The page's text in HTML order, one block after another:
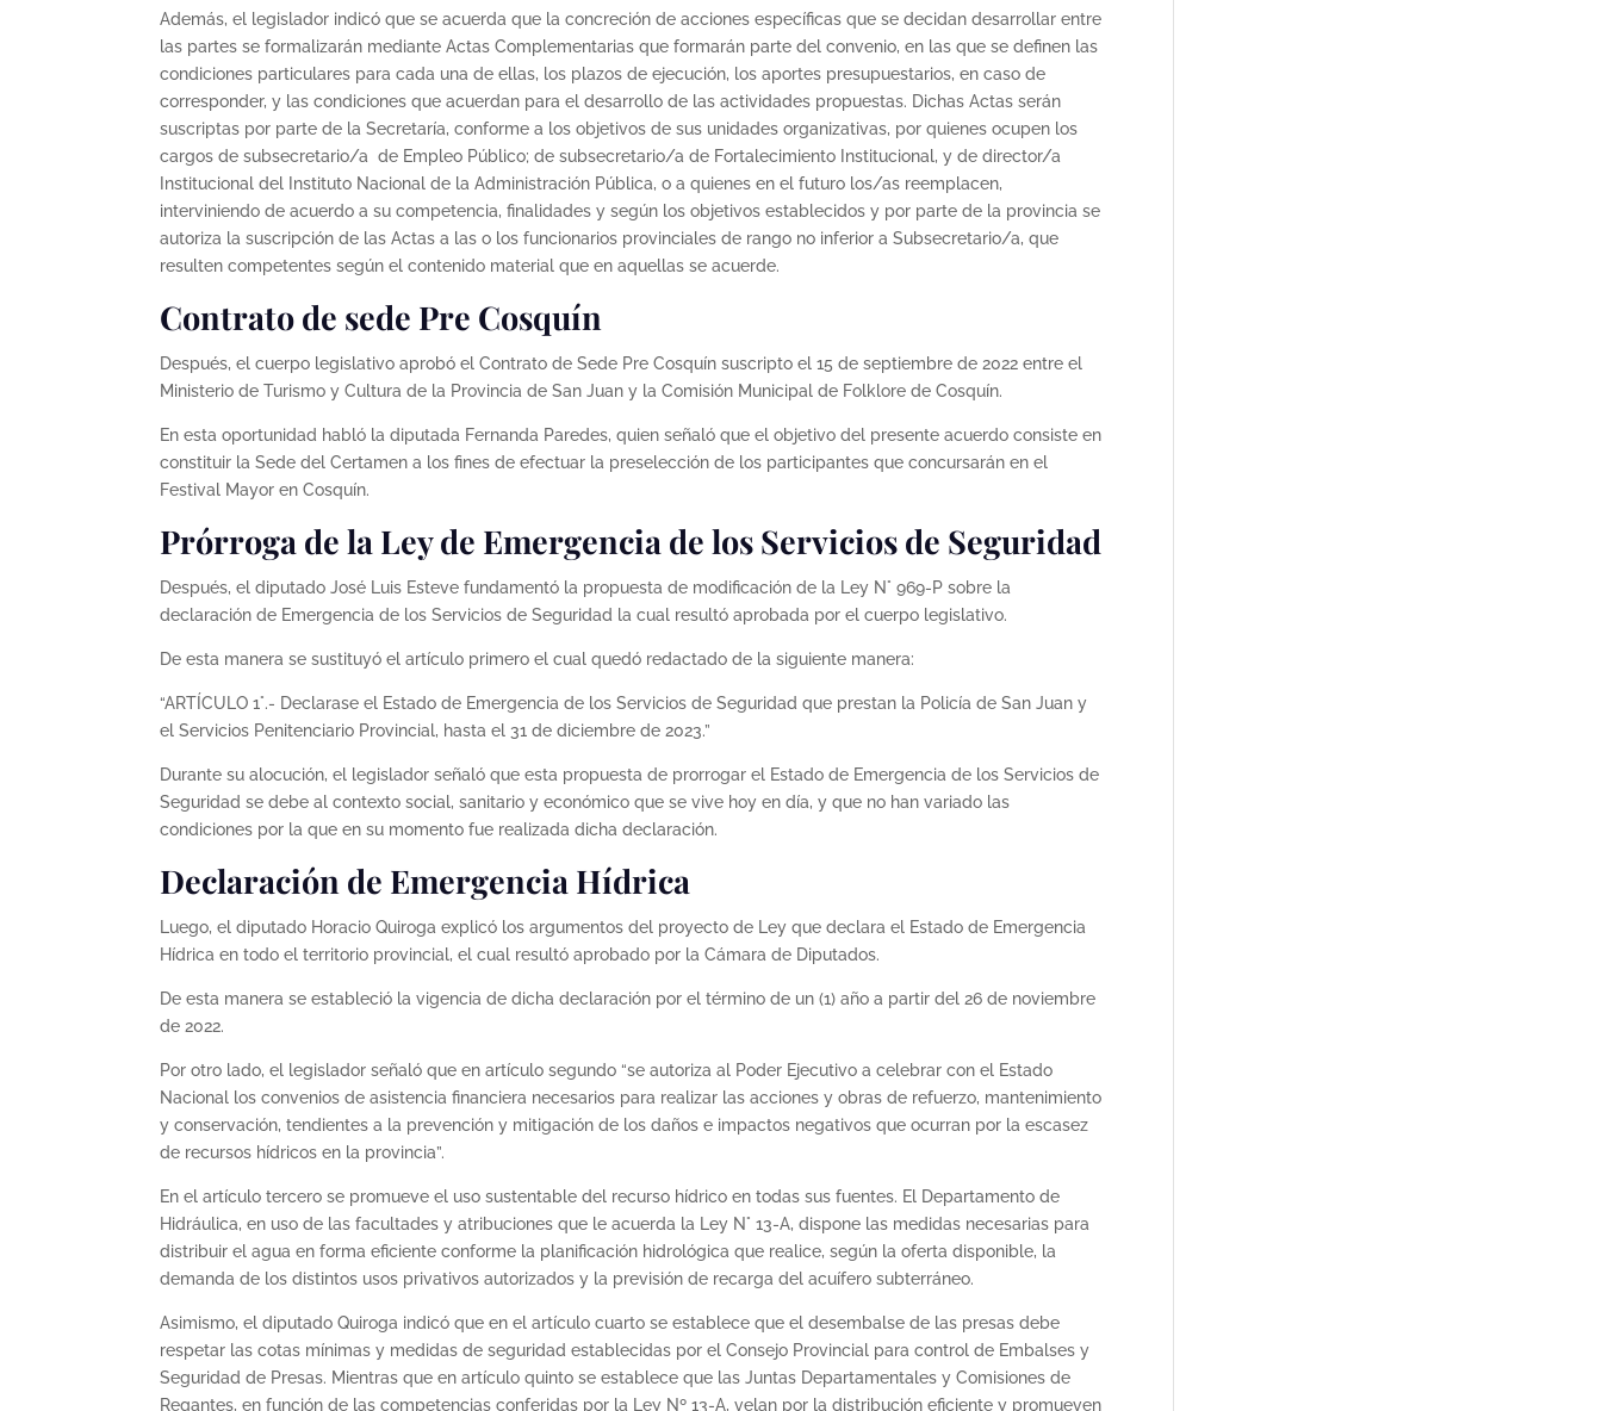
Además, el legislador indicó que se acuerda que la concreción de acciones específicas que se decidan desarrollar entre
las partes se formalizarán mediante Actas Complementarias que formarán parte del convenio, en las que se definen las
condiciones particulares para cada una de ellas, los plazos de ejecución, los aportes presupuestarios, en caso de
corresponder, y las condiciones que acuerdan para el desarrollo de las actividades propuestas. Dichas Actas serán
suscriptas por parte de la Secretaría, conforme a los objetivos de sus unidades organizativas, por quienes ocupen los
cargos de subsecretario/a de Empleo Público; de subsecretario/a de Fortalecimiento Institucional, y de director/a
Institucional del Instituto Nacional de la Administración Pública, o a quienes en el futuro los/as reemplacen,
interviniendo de acuerdo a su competencia, finalidades y según los objetivos establecidos y por parte de la provincia se
autoriza la suscripción de las Actas a las o los funcionarios provinciales de rango no inferior a Subsecretario/a, que
resulten competentes según el contenido material que en aquellas se acuerde.
Contrato de sede Pre Cosquín
Después, el cuerpo legislativo aprobó el Contrato de Sede Pre Cosquín suscripto el 15 de septiembre de 2022 entre el
Ministerio de Turismo y Cultura de la Provincia de San Juan y la Comisión Municipal de Folklore de Cosquín.
En esta oportunidad habló la diputada Fernanda Paredes, quien señaló que el objetivo del presente acuerdo consiste en
constituir la Sede del Certamen a los fines de efectuar la preselección de los participantes que concursarán en el
Festival Mayor en Cosquín.
Prórroga de la Ley de Emergencia de los Servicios de Seguridad
Después, el diputado José Luis Esteve fundamentó la propuesta de modificación de la Ley N° 969-P sobre la
declaración de Emergencia de los Servicios de Seguridad la cual resultó aprobada por el cuerpo legislativo.
De esta manera se sustituyó el artículo primero el cual quedó redactado de la siguiente manera:
“ARTÍCULO 1°.- Declarase el Estado de Emergencia de los Servicios de Seguridad que prestan la Policía de San Juan y
el Servicios Penitenciario Provincial, hasta el 31 de diciembre de 2023.”
Durante su alocución, el legislador señaló que esta propuesta de prorrogar el Estado de Emergencia de los Servicios de
Seguridad se debe al contexto social, sanitario y económico que se vive hoy en día, y que no han variado las
condiciones por la que en su momento fue realizada dicha declaración.
Declaración de Emergencia Hídrica
Luego, el diputado Horacio Quiroga explicó los argumentos del proyecto de Ley que declara el Estado de Emergencia
Hídrica en todo el territorio provincial, el cual resultó aprobado por la Cámara de Diputados.
De esta manera se estableció la vigencia de dicha declaración por el término de un (1) año a partir del 26 de noviembre
de 2022.
Por otro lado, el legislador señaló que en artículo segundo “se autoriza al Poder Ejecutivo a celebrar con el Estado
Nacional los convenios de asistencia financiera necesarios para realizar las acciones y obras de refuerzo, mantenimiento
y conservación, tendientes a la prevención y mitigación de los daños e impactos negativos que ocurran por la escasez
de recursos hídricos en la provincia”.
En el artículo tercero se promueve el uso sustentable del recurso hídrico en todas sus fuentes. El Departamento de
Hidráulica, en uso de las facultades y atribuciones que le acuerda la Ley N° 13-A, dispone las medidas necesarias para
distribuir el agua en forma eficiente conforme la planificación hidrológica que realice, según la oferta disponible, la
demanda de los distintos usos privativos autorizados y la previsión de recarga del acuífero subterráneo.
Asimismo, el diputado Quiroga indicó que en el artículo cuarto se establece que el desembalse de las presas debe
respetar las cotas mínimas y medidas de seguridad establecidas por el Consejo Provincial para control de Embalses y
Seguridad de Presas. Mientras que en artículo quinto se establece que las Juntas Departamentales y Comisiones de
Regantes, en función de las competencias conferidas por la Ley Nº 13-A, velan por la distribución eficiente y promueven